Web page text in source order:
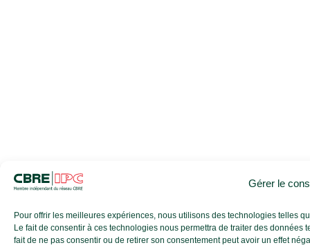
Gérer le
Pour offrir les meilleures expériences, nous utilisons des technologies telles
Le fait de consentir à ces technologies nous permettra de traiter des
fait de ne pas consentir ou de retirer son consentement peut avoir un effet